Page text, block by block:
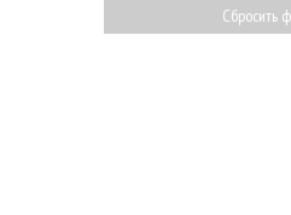
Сбросить